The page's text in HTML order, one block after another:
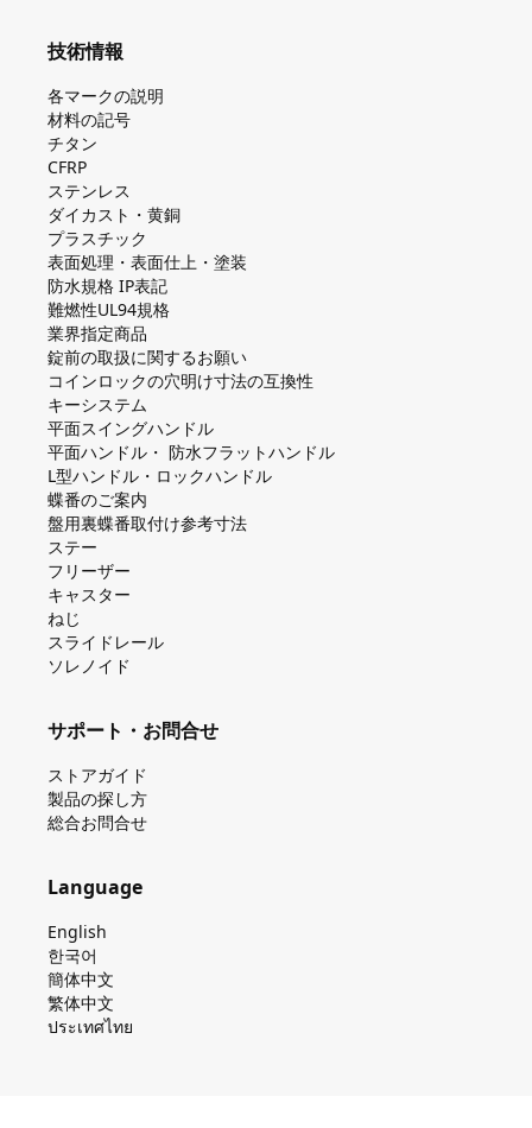
技術情報
各マークの説明
材料の記号
チタン
CFRP
ステンレス
ダイカスト・⻩銅
プラスチック
表面処理・表面仕上・塗装
防⽔規格 IP表記
難燃性UL94規格
業界指定商品
錠前の取扱に関するお願い
コインロックの⽳明け⼨法の互換性
キーシステム
平⾯スイングハンドル
平⾯ハンドル・ 防⽔フラットハンドル
L型ハンドル・ロックハンドル
蝶番のご案内
盤⽤裏蝶番取付け参考⼨法
ステー
フリーザー
キャスター
ねじ
スライドレール
ソレノイド
サポート・お問合せ
ストアガイド
製品の探し⽅
総合お問合せ
Language
English
한국어
簡体中文
繁体中文
ประเทศไทย